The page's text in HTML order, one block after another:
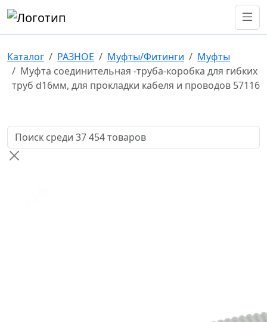
Каталог РАЗНОЕ Муфты/Фитинги
Муфты
Муфта соединительная -труба-коробка для гибких
труб d16мм, для прокладки кабеля и проводов 57116
Поиск товаров по названию или артикулу